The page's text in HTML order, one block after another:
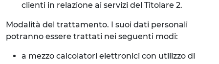
clienti in relazione ai servizi del Titolare 2.
Modalità del trattamento. I suoi dati personali
potranno essere trattati nei seguenti modi:
a mezzo calcolatori elettronici con utilizzo di